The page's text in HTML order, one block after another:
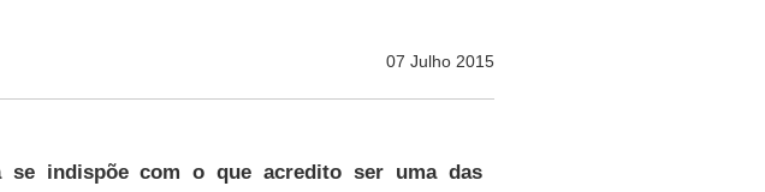
07 Julho 2015
se indispõe com o que acredito ser uma das